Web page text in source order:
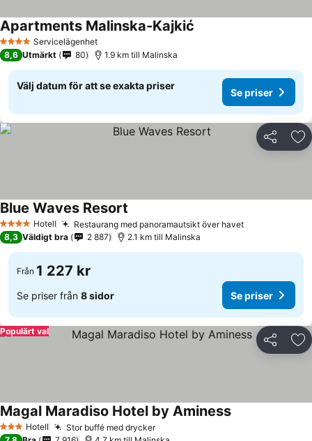
4 StjärnorServicelägenhet
Apartments Malinska-Kajkić
8,6 Utmärkt 80 1.9 km till Malinska
Välj datum för att se exakta priser
Se priser
Dela
4 StjärnorHotell Restaurang med panoramautsikt över havet
Blue Waves Resort
8,3 Väldigt bra 2 887 2.1 km till Malinska
Från 1 227 kr
Se priser från 8 sidor Se priser
Dela
Populärt val
3 StjärnorHotell Stor buffé med drycker
Magal Maradiso Hotel by Aminess